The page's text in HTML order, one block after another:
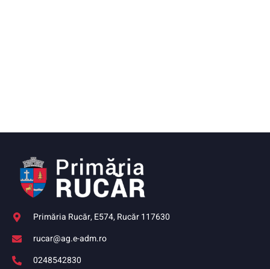
Primăria Rucăr, E574, Rucăr 117630
rucar@ag.e-adm.ro
0248542830